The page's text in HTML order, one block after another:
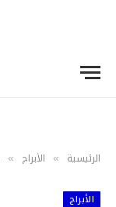
الرئيسية » الأبراج »
الأبراج